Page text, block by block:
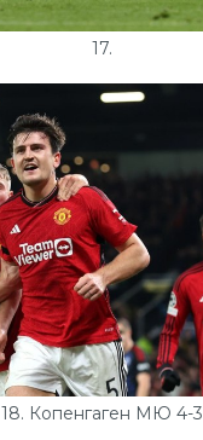
17.
18. Копенгаген МЮ 4-3